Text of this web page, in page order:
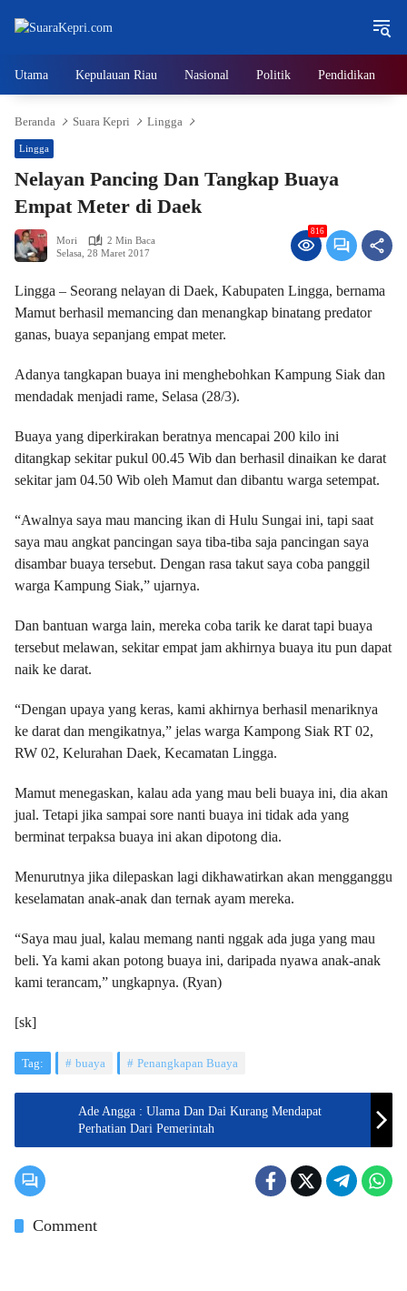
Utama Kepulauan Riau Nasional Politik Pendidikan
Beranda Suara Kepri Lingga
Lingga
Nelayan Pancing Dan Tangkap Buaya
Empat Meter di Daek
Mori
2 Min Baca
Selasa, 28 Maret 2017
816
Lingga – Seorang nelayan di Daek, Kabupaten Lingga, bernama
Mamut berhasil memancing dan menangkap binatang predator
ganas, buaya sepanjang empat meter.
Adanya tangkapan buaya ini menghebohkan Kampung Siak dan
mendadak menjadi rame, Selasa (28/3).
Buaya yang diperkirakan beratnya mencapai 200 kilo ini
ditangkap sekitar pukul 00.45 Wib dan berhasil dinaikan ke darat
sekitar jam 04.50 Wib oleh Mamut dan dibantu warga setempat.
“Awalnya saya mau mancing ikan di Hulu Sungai ini, tapi saat
saya mau angkat pancingan saya tiba-tiba saja pancingan saya
disambar buaya tersebut. Dengan rasa takut saya coba panggil
warga Kampung Siak,” ujarnya.
Dan bantuan warga lain, mereka coba tarik ke darat tapi buaya
tersebut melawan, sekitar empat jam akhirnya buaya itu pun dapat
naik ke darat.
“Dengan upaya yang keras, kami akhirnya berhasil menariknya
ke darat dan mengikatnya,” jelas warga Kampong Siak RT 02,
RW 02, Kelurahan Daek, Kecamatan Lingga.
Mamut menegaskan, kalau ada yang mau beli buaya ini, dia akan
jual. Tetapi jika sampai sore nanti buaya ini tidak ada yang
berminat terpaksa buaya ini akan dipotong dia.
Menurutnya jika dilepaskan lagi dikhawatirkan akan mengganggu
keselamatan anak-anak dan ternak ayam mereka.
“Saya mau jual, kalau memang nanti nggak ada juga yang mau
beli. Ya kami akan potong buaya ini, daripada nyawa anak-anak
kami terancam,” ungkapnya. (Ryan)
[sk]
Tag: buaya Penangkapan Buaya
Ade Angga : Ulama Dan Dai Kurang Mendapat
Perhatian Dari Pemerintah
Comment